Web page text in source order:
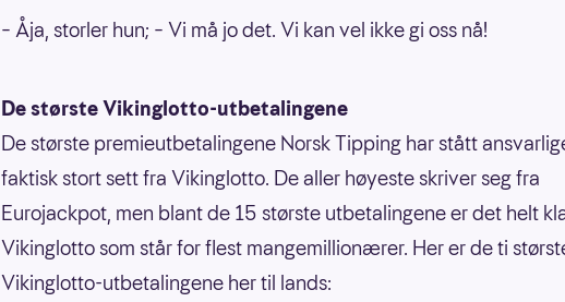
– Åja, storler hun; – Vi må jo det. Vi kan vel ikke gi oss nå!
De største Vikinglotto-utbetalingene
De største premieutbetalingene Norsk Tipping har stått
faktisk stort sett fra Vikinglotto. De aller høyeste skriver seg fra
Eurojackpot, men blant de 15 største utbetalingene er det helt
Vikinglotto som står for flest mangemillionærer. Her er de ti
Vikinglotto-utbetalingene her til lands: